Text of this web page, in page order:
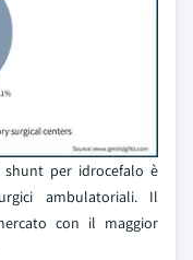
per idrocefalo è
ambulatoriali. Il
con il maggior